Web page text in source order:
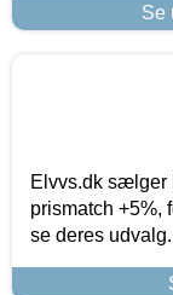
Se
Elvvs.dk sælger
prismatch +5%,
se deres udvalg.